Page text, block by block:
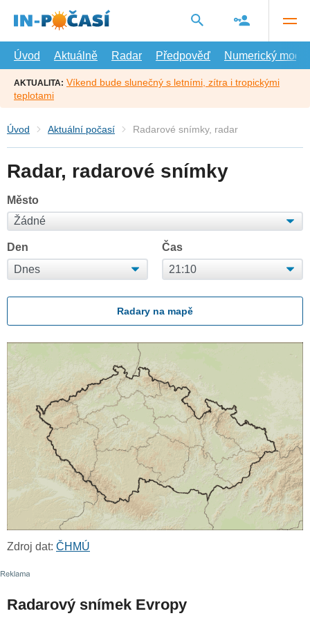
hlavní
Úvod
Aktuálně Radar Předpověď Numerický model
AKTUALITA: Víkend bude slunečný s letními, zítra i tropickými
teplotami
Úvod Aktuální počasí Radarové snímky, radar
Radar, radarové snímky
Město
Den Čas
Radary na mapě
Zdroj dat: ČHMÚ
Radarový snímek Evropy